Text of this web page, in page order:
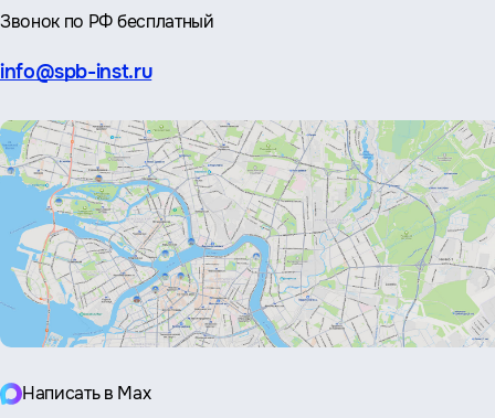
Звонок по РФ бесплатный
Эл.
info@spb-inst.ru
Написать в Max